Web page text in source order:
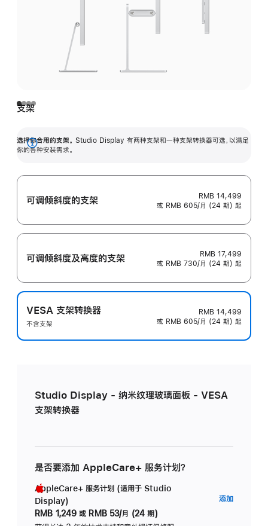
支架
选择你合用的支架。 Studio Display 有两种支架和一种支架转换器可选，以满足
你的各种安装需求。
展
可调倾斜度的支架
RMB 14,499
或 RMB 605/月 (24 期) 起
可调倾斜度及高‍度的支‍架
RMB 17,499
或 RMB 730/月 (24 期) 起
VESA 支架转换器
不含支架
RMB 14,499
或 RMB 605/月 (24 期) 起
Studio Display - 纳米纹理玻璃面板 - VESA
支架转换器
是否要添加 AppleCare+ 服务计划？
AppleCare+ 服务计划 (适用于 Studio
Display)
RMB 1,249 或 RMB 53/月 (24 期)
添加